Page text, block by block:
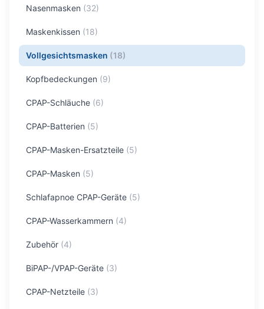
Nasenmasken (32)
Maskenkissen (18)
Vollgesichtsmasken (18)
Kopfbedeckungen (9)
CPAP-Schläuche (6)
CPAP-Batterien (5)
CPAP-Masken-Ersatzteile (5)
CPAP-Masken (5)
Schlafapnoe CPAP-Geräte (5)
CPAP-Wasserkammern (4)
Zubehör (4)
BiPAP-/VPAP-Geräte (3)
CPAP-Netzteile (3)